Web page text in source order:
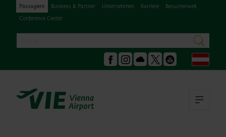
Passagiere Business & Partner Unternehmen Karriere
Besucherwelt
Conference Center
suchen
Facebook
Instagram
Podcast Youtube